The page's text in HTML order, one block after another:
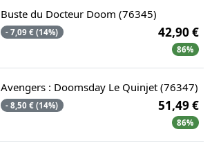
Buste du Docteur Doom (76345)
- 7,09 € (14%) 42,90 €
86%
Avengers : Doomsday Le Quinjet (76347)
- 8,50 € (14%) 51,49 €
86%